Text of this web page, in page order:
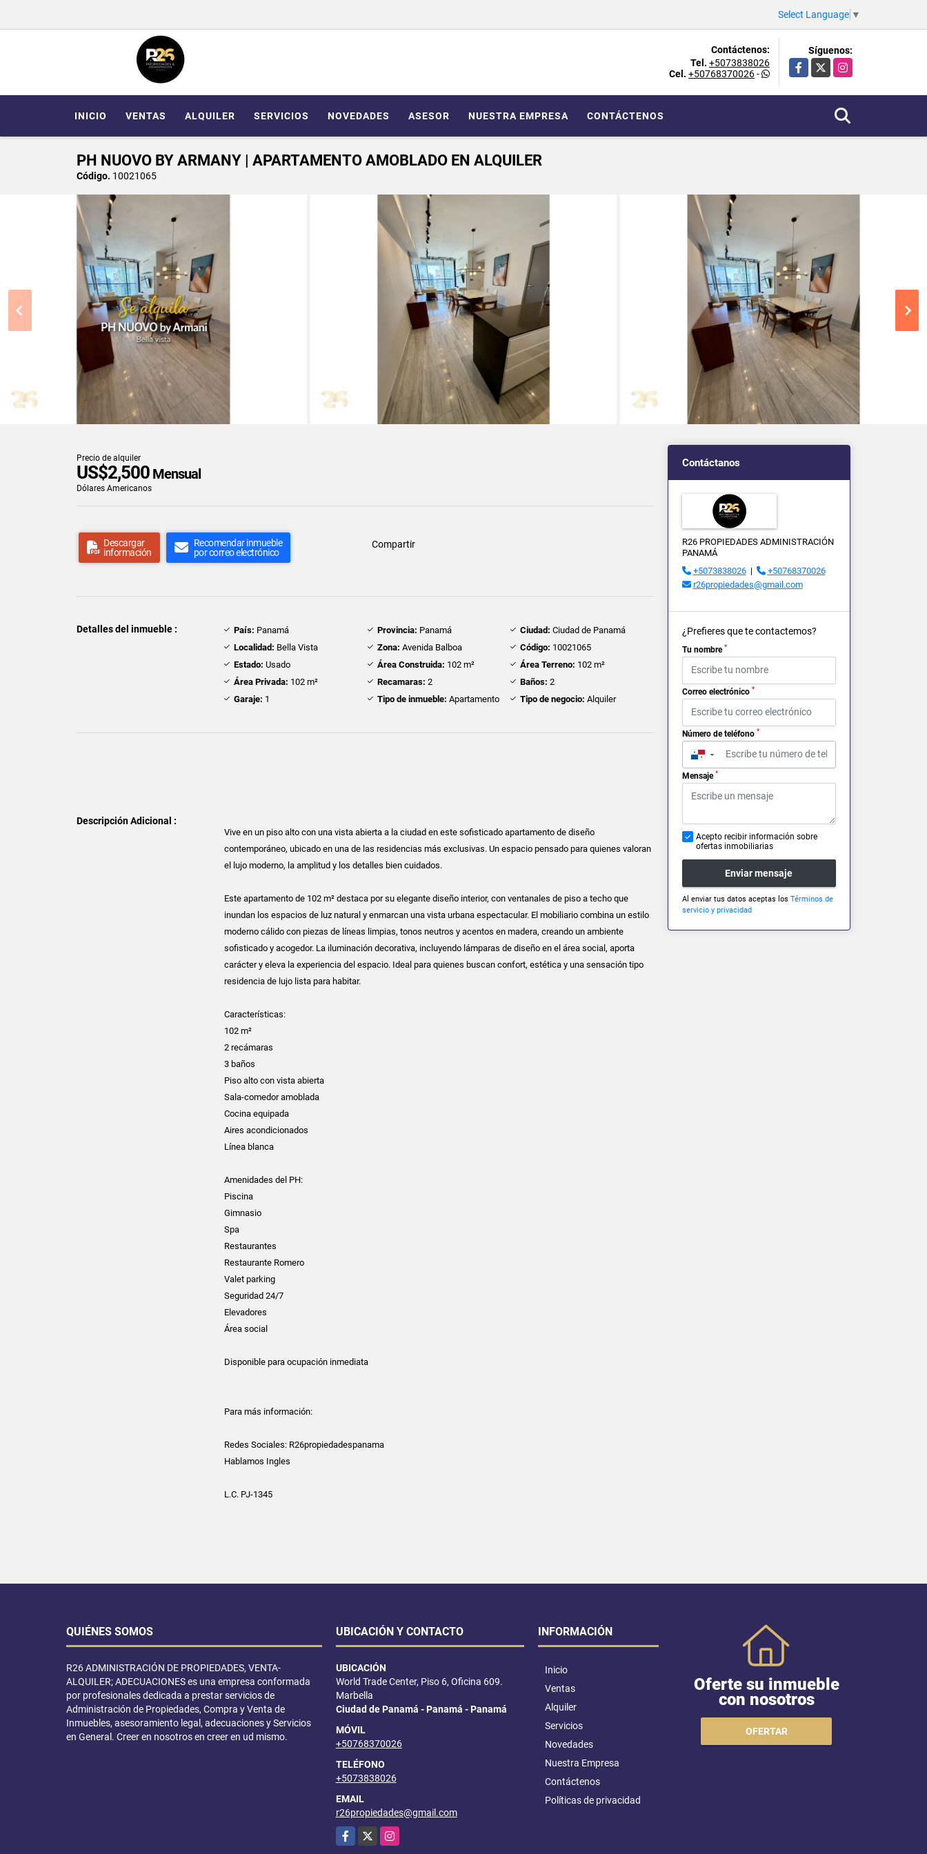
Select Language ▼
Contáctenos:
Tel. +5073838026
Cel. +50768370026-
Síguenos:
Facebook
X Instagram
INICIO VENTAS ALQUILER SERVICIOS NOVEDADES ASESOR NUESTRA EMPRESA CONTÁCTENOS
PH NUOVO BY ARMANY | APARTAMENTO AMOBLADO EN ALQUILER
Código. 10021065
Precio de alquiler
US$2,500 Mensual
Dólares Americanos
Descargar
información
Recomendar inmueble
por correo electrónico
Compartir
Detalles del inmueble : País: Panamá Provincia: Panamá Ciudad: Ciudad de Panamá
Localidad: Bella Vista Zona: Avenida Balboa Código: 10021065
Estado: Usado Área Construida: 102 m² Área Terreno: 102 m²
Área Privada: 102 m² Recamaras: 2 Baños: 2
Garaje: 1 Tipo de inmueble: Apartamento Tipo de negocio: Alquiler
Descripción Adicional :
Vive en un piso alto con una vista abierta a la ciudad en este sofisticado apartamento de diseño
contemporáneo, ubicado en una de las residencias más exclusivas. Un espacio pensado para quienes valoran
el lujo moderno, la amplitud y los detalles bien cuidados.
Este apartamento de 102 m² destaca por su elegante diseño interior, con ventanales de piso a techo que
inundan los espacios de luz natural y enmarcan una vista urbana espectacular. El mobiliario combina un estilo
moderno cálido con piezas de líneas limpias, tonos neutros y acentos en madera, creando un ambiente
sofisticado y acogedor. La iluminación decorativa, incluyendo lámparas de diseño en el área social, aporta
carácter y eleva la experiencia del espacio. Ideal para quienes buscan confort, estética y una sensación tipo
residencia de lujo lista para habitar.
Características:
102 m²
2 recámaras
3 baños
Piso alto con vista abierta
Sala-comedor amoblada
Cocina equipada
Aires acondicionados
Línea blanca
Amenidades del PH:
Piscina
Gimnasio
Spa
Restaurantes
Restaurante Romero
Valet parking
Seguridad 24/7
Elevadores
Área social
Disponible para ocupación inmediata
Para más información:
Redes Sociales: R26propiedadespanama
Hablamos Ingles
L.C. PJ-1345
Contáctanos
R26 PROPIEDADES ADMINISTRACIÓN
PANAMÁ
+5073838026|
+50768370026
r26propiedades@gmail.com
¿Prefieres que te contactemos?
Tu nombre *
Correo electrónico *
Número de teléfono *
▼
Mensaje *
Acepto recibir información sobre
ofertas inmobiliarias
Enviar mensaje
Al enviar tus datos aceptas los Términos de
servicio y privacidad
QUIÉNES SOMOS
R26 ADMINISTRACIÓN DE PROPIEDADES, VENTA-
ALQUILER; ADECUACIONES es una empresa conformada
por profesionales dedicada a prestar servicios de
Administración de Propiedades, Compra y Venta de
Inmuebles, asesoramiento legal, adecuaciones y Servicios
en General. Creer en nosotros en creer en ud mismo.
UBICACIÓN Y CONTACTO
UBICACIÓN
World Trade Center, Piso 6, Oficina 609.
Marbella
Ciudad de Panamá - Panamá - Panamá
MÓVIL
+50768370026
TELÉFONO
+5073838026
EMAIL
r26propiedades@gmail.com
Facebook
X Instagram
INFORMACIÓN
Inicio
Ventas
Alquiler
Servicios
Novedades
Nuestra Empresa
Contáctenos
Políticas de privacidad
Oferte su inmueble
con nosotros
OFERTAR